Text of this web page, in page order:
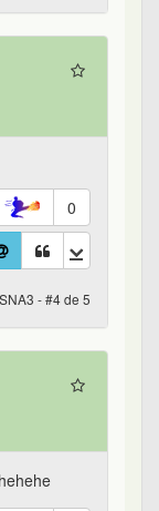
0
- #4 de 5